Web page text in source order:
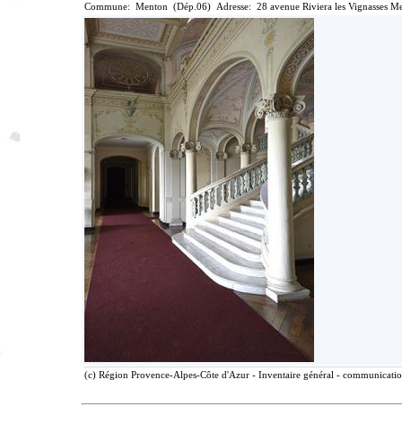
Commune: Menton (Dép.06) Adresse: 28 avenue Riviera les Vignasses
(c) Région Provence-Alpes-Côte d'Azur - Inventaire général -